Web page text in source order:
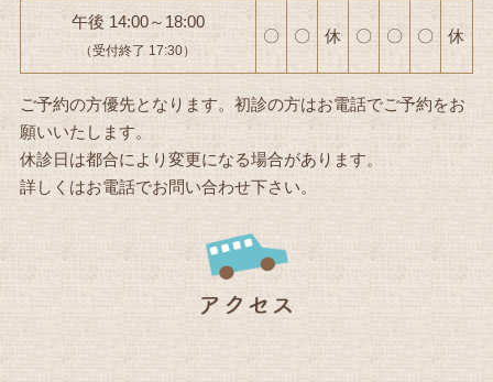
午後 14:00～18:00
（受付終了 17:30）
〇 〇 休 〇 〇 〇 休
ご予約の方優先となります。初診の方はお電話でご予約をお
願いいたします。
休診日は都合により変更になる場合があります。
詳しくはお電話でお問い合わせ下さい。